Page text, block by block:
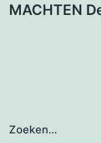
MACHTEN
Zoeken…